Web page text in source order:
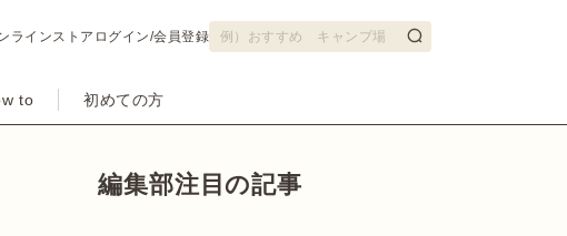
ラインストア ログイン/会員登録
to 初めての方
編集部注目の記事